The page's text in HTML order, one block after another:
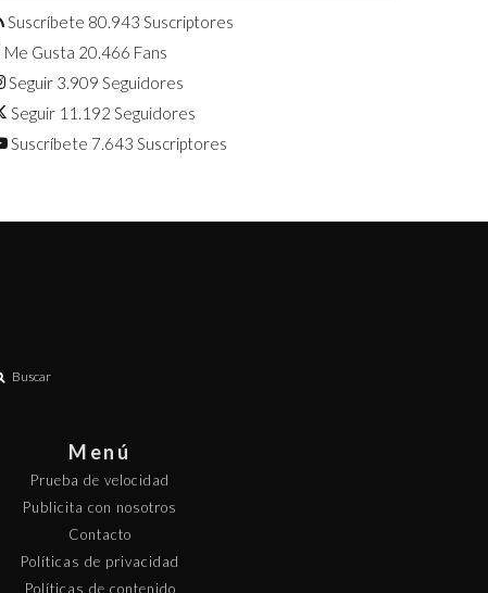
agosto
Suscríbete 80.943 Suscriptores
Me Gusta 20.466 Fans
Seguir 3.909 Seguidores
Seguir 11.192 Seguidores
Suscríbete 7.643 Suscriptores
Buscar
Menú
Prueba de velocidad
Publicita con nosotros
Contacto
Políticas de privacidad
Políticas de contenido